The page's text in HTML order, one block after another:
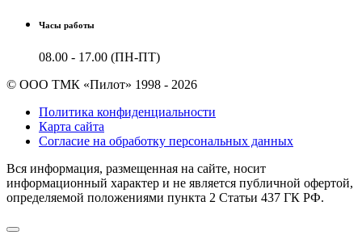
Часы работы
08.00 - 17.00 (ПН-ПТ)
© ООО ТМК «Пилот» 1998 - 2026
Политика конфиденциальности
Карта сайта
Согласие на обработку персональных данных
Вся информация, размещенная на сайте, носит
информационный характер и не является публичной офертой,
определяемой положениями пункта 2 Cтатьи 437 ГК РФ.